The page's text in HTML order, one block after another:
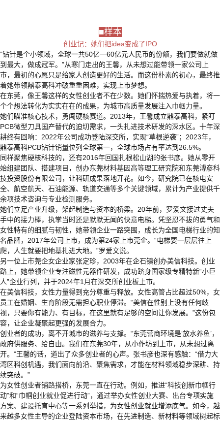
■样本
创业记：她们把idea变成了IPO
“钻针是个小领域，全球一共50亿—60亿元人民币的份额，我们要做就做
到最大，做成冠军。”从寒门走出的王馨，从未想过能带领一家公司上
市，最初的心愿只是给家人创造更好的生活。而这份朴素的初心，最终推
着她带领鼎泰高科冲破重重困难，实现上市梦想。
在东莞，像王馨这样的女性创业者不在少数。她们怀揣热爱与执着，将一
个个想法转化为实实在在的成果，为城市高质量发展注入巾帼力量。
她们瞄准核心技术，勇闯硬核赛道。2013年，王馨成立鼎泰高科，紧盯
PCB微型刀具国产替代的迫切需求，一头扎进技术研发的深水区。十年深
耕终有回响：2022年公司成功登陆深交所，实现“草根逆袭”；2023年，
鼎泰高科PCB钻针销量位列全球第一，全球市场占有率达到26.5%。
同样聚焦硬核科技的，还有2016年回国扎根松山湖的张书彦。她从零开
始组建团队、搭建项目，创办东莞材料基因高等理工研究院和东莞溥彦科
技投资股份有限公司，让科研成果落地开花。如今，研究院已在核电安
全、航空航天、石油能源、轨道交通等多个关键领域，累计为产业提供千
余项技术咨询与专业检测服务。
她们立足产业升级，架起制造与资本的桥梁。20年前，罗爱文接过丈夫
手中的接力棒，执掌当时还是默默无闻的快意电梯。凭坚忍不拔的勇气和
女性特有的细腻与韧性，她带领企业一路突围，成长为全国电梯行业的知
名品牌，2017年公司上市，成为第24家上市莞企。“电梯要一层层往上
爬，人生就要把地基扎进大地。”罗爱文说。
另一位上市莞企女企业家张定珍，2003年在企石镇创办美信科技。创业
路上，她带领企业专注磁性元器件研发，成功跻身国家级专精特新“小巨
人”企业行列，并于2024年1月在深交所创业板上市。
在美信科技，女性力量得到充分尊重与释放。女性高管占比超过50%，女
员工在婚姻、生育阶段无需担心职业停滞。“美信在性别上没有任何歧
视，只要你有能力、有目标，在这里就有足够的空间让你发展。”这份包
容，让企业凝聚起更强的发展合力。
创业者的成功，离不开城市的滋养与支撑。“东莞营商环境是‘放水养鱼’，
政府供服务、给自由。我们在东莞30年，从小作坊到上市，从未想过离
开。”王馨的话，道出了众多创业者的心声。张书彦也深有感触：“借力大
湾区科创机遇，我们面向前沿、聚焦需求，才能在材料领域稳步深耕、持
续突破。”
为女性创业者铺路搭桥，东莞一直在行动。例如，推进“科技创新巾帼行
动”和“巾帼创业就业促进行动”，通过举办女性创业大赛、出台专项实施
方案、建设托育中心等一系列举措，为女性创业就业增添底气。如今，越
来越多女性主导的企业登陆资本市场，在先进制造、新材料等领域树起标